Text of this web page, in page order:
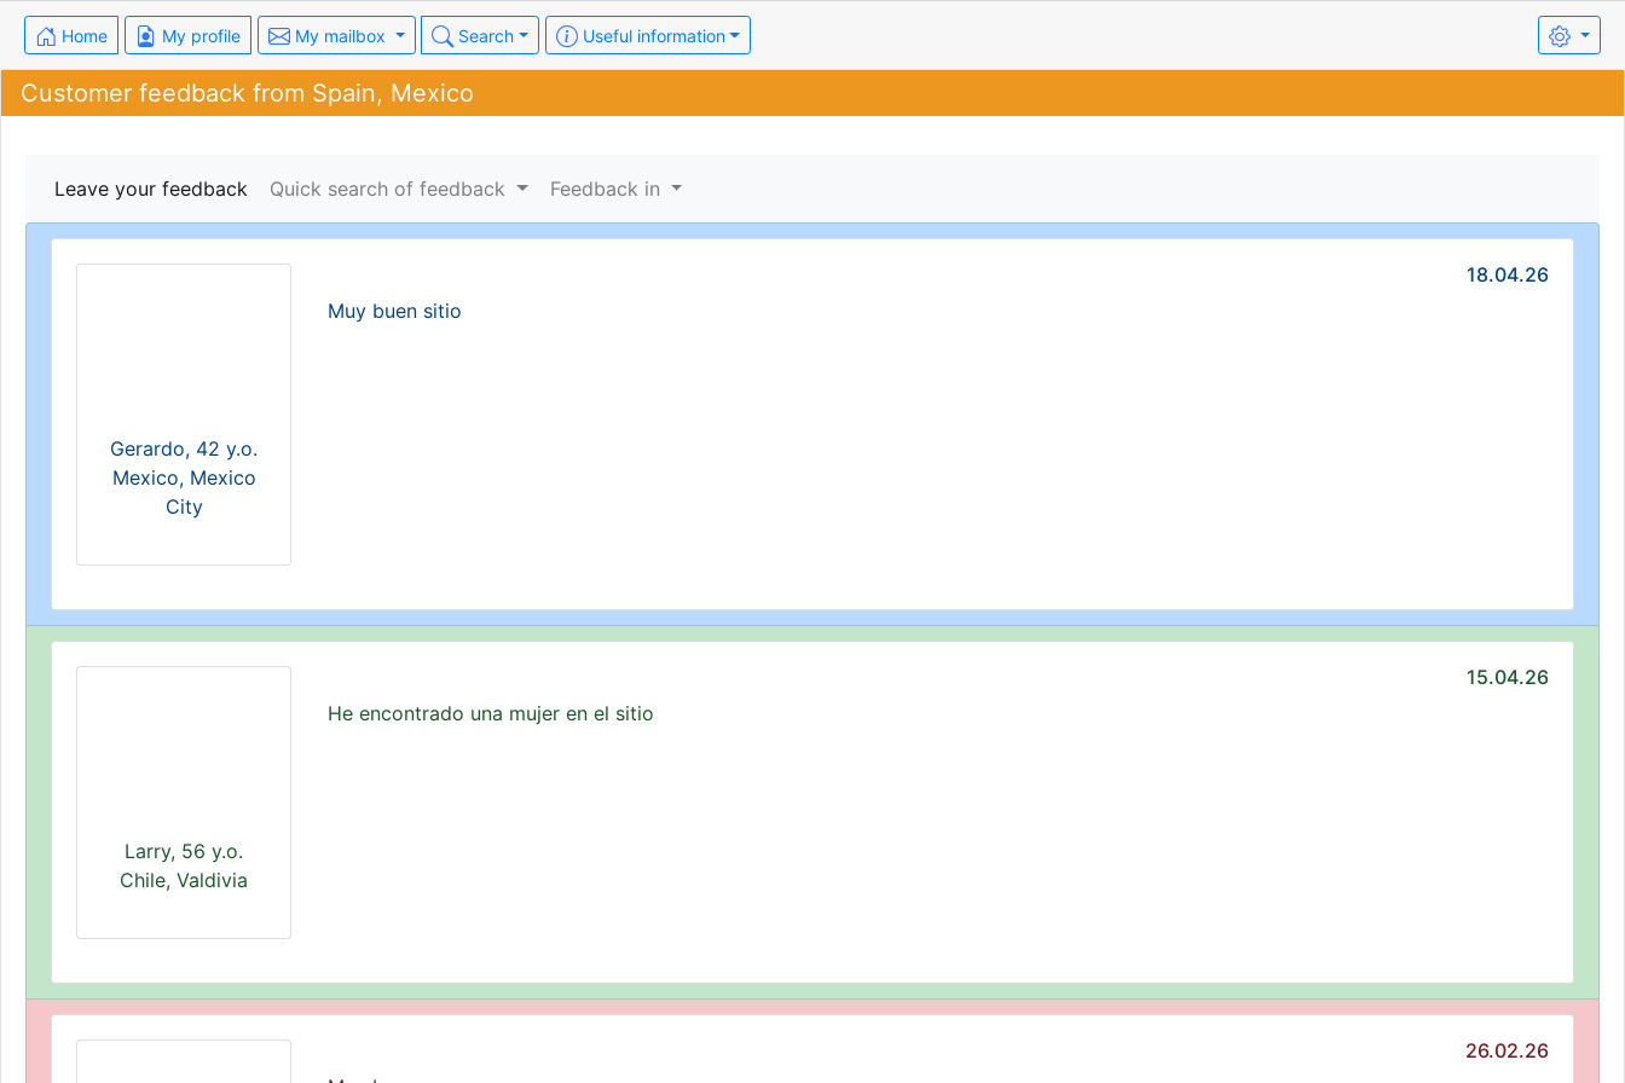
Home My profile My mailbox Search Useful information
Customer feedback from Spain, Mexico
Leave your feedback Quick search of feedback Feedback in
Gerardo, 42 y.o.
Mexico, Mexico
City
18.04.26
Muy buen sitio
Larry, 56 y.o.
Chile, Valdivia
15.04.26
He encontrado una mujer en el sitio
26.02.26